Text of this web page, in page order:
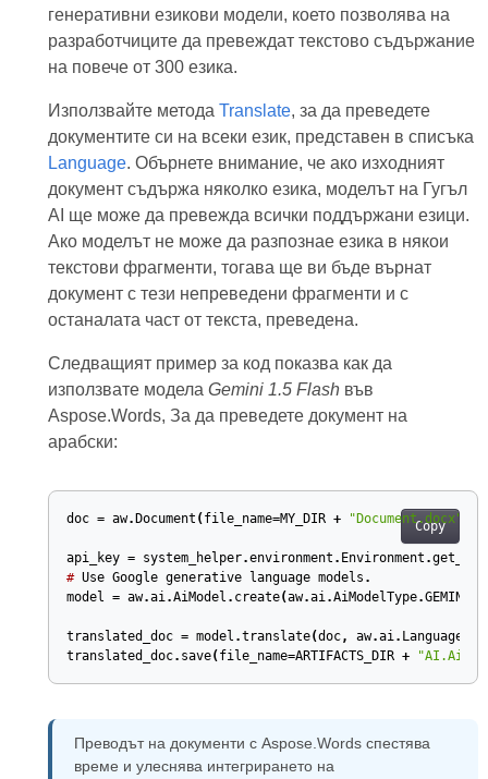
генеративни езикови модели, което позволява на
разработчиците да превеждат текстово съдържание
на повече от 300 езика.
Използвайте метода Translate, за да преведете
документите си на всеки език, представен в списъка
Language. Обърнете внимание, че ако изходният
документ съдържа няколко езика, моделът на Гугъл
AI ще може да превежда всички поддържани езици.
Ако моделът не може да разпознае езика в някои
текстови фрагменти, тогава ще ви бъде върнат
документ с тези непреведени фрагменти и с
останалата част от текста, преведена.
Следващият пример за код показва как да
използвате модела Gemini 1.5 Flashвъв
Aspose.Words, За да преведете документ на
арабски:
Copy
doc = aw. Document ( file_name=MY_DIR + "Document.docx"
api_key = system_helper.environment . Environment .
# Use Google generative language models .
model = aw.ai.AiModel . create(aw.ai.AiModelType.
translated_doc = model .translate(doc, aw.ai. Language
translated_doc. save( file_name=ARTIFACTS_DIR +
Преводът на документи с Aspose.Words спестява
време и улеснява интегрирането на